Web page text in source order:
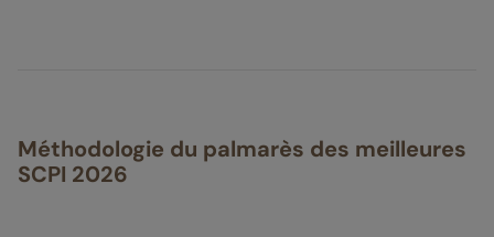
Méthodologie du palmarès des meilleures
SCPI 2026